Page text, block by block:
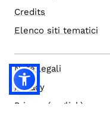
Credits
Elenco siti tematici
Note legali
Privacy
Privacy (english)